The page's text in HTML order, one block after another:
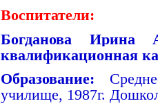
Воспитатели:
Богданова Ирина
квалификационная
Образование:
училище, 1987г.